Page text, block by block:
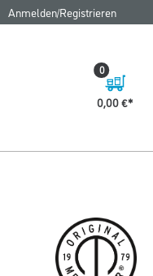
Anmelden/Registrieren
0,00 €
0